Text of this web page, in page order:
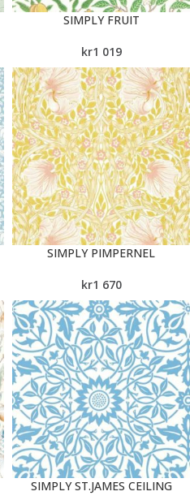
SIMPLY FRUIT
kr1 019
SIMPLY PIMPERNEL
kr1 670
SIMPLY ST.JAMES CEILING